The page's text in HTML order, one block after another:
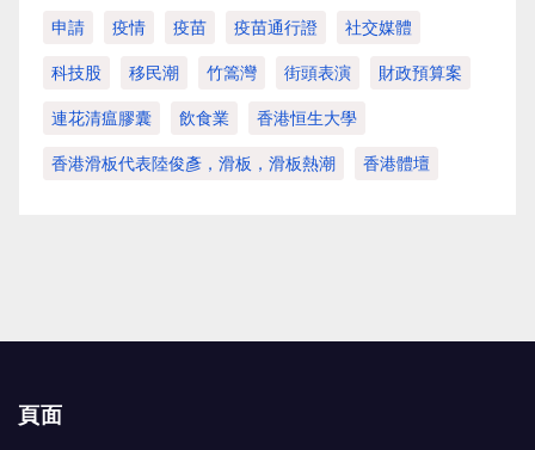
申請 疫情 疫苗 疫苗通行證 社交媒體
科技股 移民潮 竹篙灣 街頭表演 財政預算案
連花清瘟膠囊 飲食業 香港恒生大學
香港滑板代表陸俊彥，滑板，滑板熱潮 香港體壇
頁面